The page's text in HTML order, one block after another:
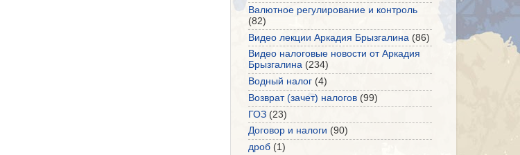
Валютное регулирование и контроль
(82)
Видео лекции Аркадия Брызгалина (86)
Видео налоговые новости от Аркадия
Брызгалина (234)
Водный налог (4)
Возврат (зачет) налогов (99)
ГОЗ (23)
Договор и налоги (90)
дроб (1)